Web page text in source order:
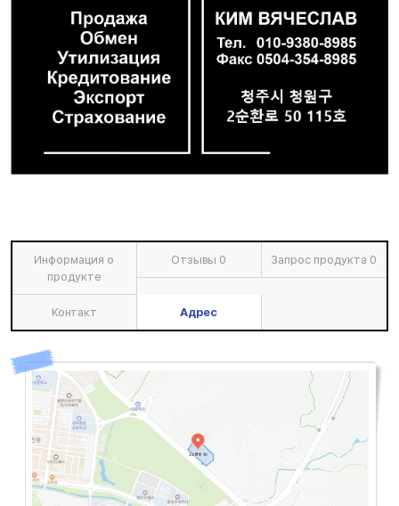
Информация о
продукте
Отзывы 0 Запрос продукта 0
Контакт Адрес